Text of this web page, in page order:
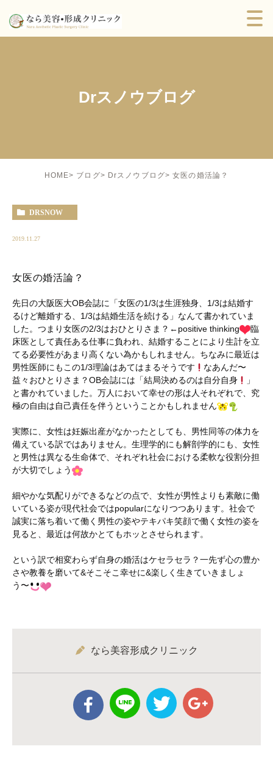
Drスノウブログ
HOME ブログ Drスノウブログ 女医の婚活論？
DRSNOW
2019.11.27
女医の婚活論？
先日の大阪医大OB会誌に「女医の1/3は生涯独身、1/3は結婚す
るけど離婚する、1/3は結婚生活を続ける」なんて書かれていま
した。つまり女医の2/3はおひとりさま？←positive thinking
臨
床医として責任ある仕事に負われ、結婚することにより生計を立
てる必要性があまり高くない為かもしれません。ちなみに最近は
男性医師にもこの1/3理論はあてはまるそうです
なあんだ〜
益々おひとりさま？OB会誌には「結局決めるのは自分自身
」
と書かれていました。万人において幸せの形は人それぞれで、究
極の自由は自己責任を伴うということかもしれません
実際に、女性は妊娠出産がなかったとしても、男性同等の体力を
備えている訳ではありません。生理学的にも解剖学的にも、女性
と男性は異なる生命体で、それぞれ社会における柔軟な役割分担
が大切でしょう
細やかな気配りができるなどの点で、女性が男性よりも素敵に働
いている姿が現代社会ではpopularになりつつあります。社会で
誠実に落ち着いて働く男性の姿やテキパキ笑顔で働く女性の姿を
見ると、最近は何故かとてもホッとさせられます。
という訳で相変わらず自身の婚活はケセラセラ？一先ず心の豊か
さや教養を磨いて&そこそこ幸せに&楽しく生きていきましょ
う〜
なら美容形成クリニック